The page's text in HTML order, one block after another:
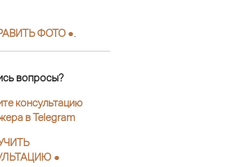
ФОТО ●
вопросы?
консультацию
в Telegram
●